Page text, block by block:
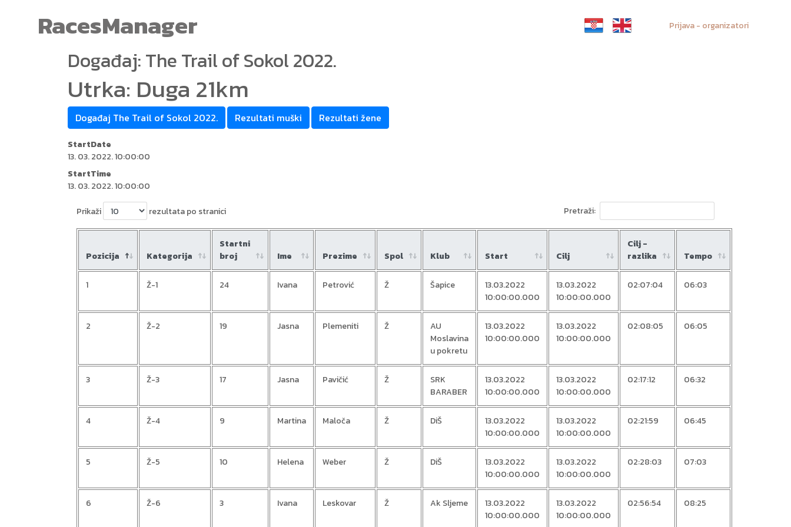
RacesManager Prijava - organizatori
Događaj: The Trail of Sokol 2022.
Utrka: Duga 21km
Događaj The Trail of Sokol 2022. Rezultati muški Rezultati žene
StartDate
13. 03. 2022. 10:00:00
StartTime
13. 03. 2022. 10:00:00
Prikaži rezultata po stranici Pretraži:
Pozicija Kategorija
Startni
broj
Ime Prezime Spol Klub Start Cilj
Cilj -
razlika
Tempo
1 Ž-1 24 Ivana Petrović Ž Šapice
13.03.2022
10:00:00.000
13.03.2022
10:00:00.000
02:07:04 06:03
2 Ž-2 19 Jasna Plemeniti Ž
AU
Moslavina
u pokretu
13.03.2022
10:00:00.000
13.03.2022
10:00:00.000
02:08:05 06:05
3 Ž-3 17 Jasna Pavičić Ž
SRK
BARABER
13.03.2022
10:00:00.000
13.03.2022
10:00:00.000
02:17:12 06:32
4 Ž-4 9 Martina Maloča Ž DiŠ
13.03.2022
10:00:00.000
13.03.2022
10:00:00.000
02:21:59 06:45
5 Ž-5 10 Helena Weber Ž DiŠ
13.03.2022
10:00:00.000
13.03.2022
10:00:00.000
02:28:03 07:03
6 Ž-6 3 Ivana Leskovar Ž Ak Sljeme
13.03.2022
10:00:00.000
13.03.2022
10:00:00.000
02:56:54 08:25